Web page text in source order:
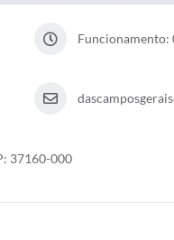
Funcionamento:
37160-000